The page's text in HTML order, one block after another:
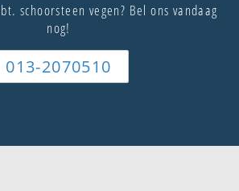
schoorsteen vegen? Bel ons vandaag
nog!
013-2070510